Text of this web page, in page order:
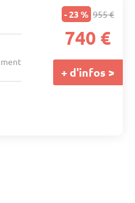
- 23 % 955 €
740 €
+ d'infos >